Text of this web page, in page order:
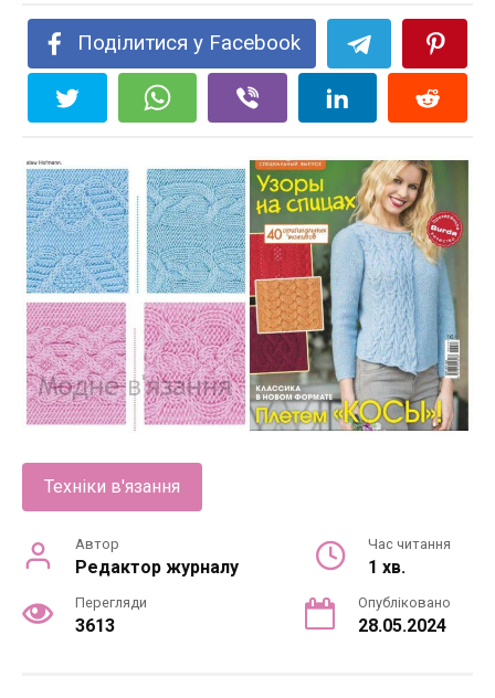
Поділитися у Facebook
Техніки в'язання
Автор
Редактор журналу
Час читання
1 хв.
Перегляди
3613
Опубліковано
28.05.2024